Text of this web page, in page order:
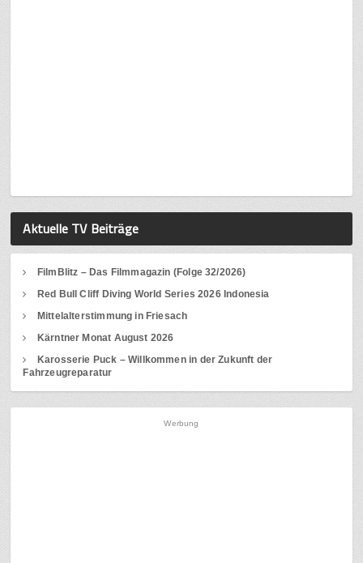
Aktuelle TV Beiträge
FilmBlitz – Das Filmmagazin (Folge 32/2026)
Red Bull Cliff Diving World Series 2026 Indonesia
Mittelalterstimmung in Friesach
Kärntner Monat August 2026
Karosserie Puck – Willkommen in der Zukunft der
Fahrzeugreparatur
Werbung